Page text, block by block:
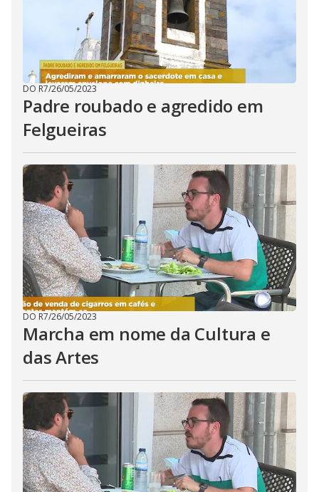
DO R7/26/05/2023
Padre roubado e agredido em
Felgueiras
DO R7/26/05/2023
Marcha em nome da Cultura e
das Artes